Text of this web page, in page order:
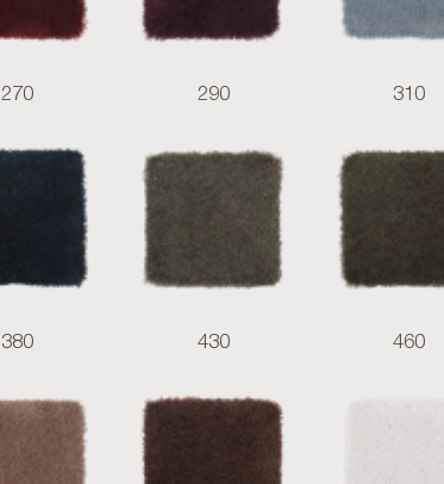
270 290 310
380 430 460